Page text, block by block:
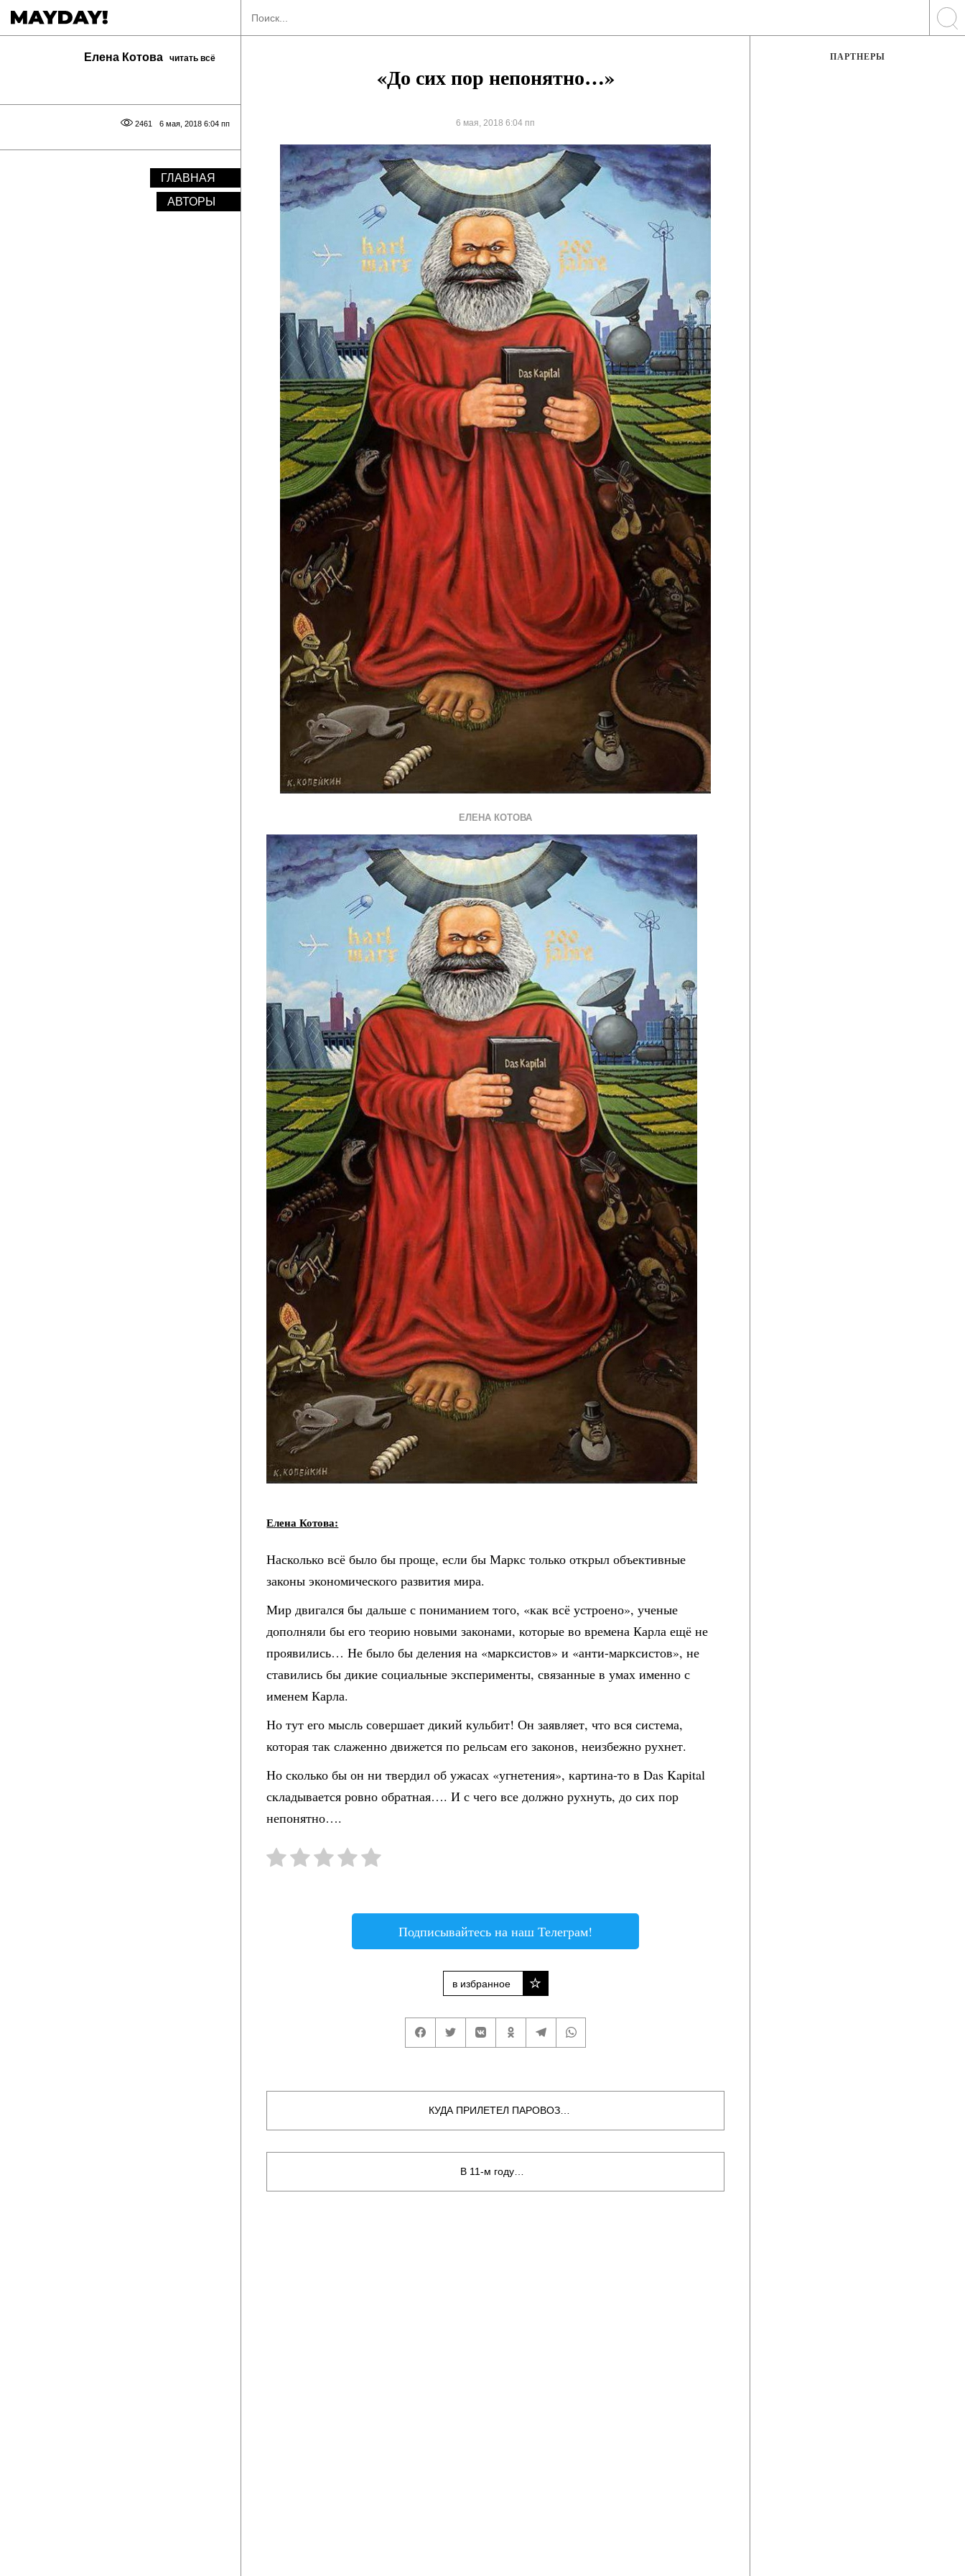
Елена Котова читать всё
6 мая, 2018 6:04 пп
2461
ГЛАВНАЯ
АВТОРЫ
«До сих пор непонятно…»
6 мая, 2018 6:04 пп
ЕЛЕНА КОТОВА
Елена Котова:
Насколько всё было бы проще, если бы Маркс только открыл объективные
законы экономического развития мира.
Мир двигался бы дальше с пониманием того, «как всё устроено», ученые
дополняли бы его теорию новыми законами, которые во времена Карла ещё не
проявились… Не было бы деления на «марксистов» и «анти-марксистов», не
ставились бы дикие социальные эксперименты, связанные в умах именно с
именем Карла.
Но тут его мысль совершает дикий кульбит! Он заявляет, что вся система,
которая так слаженно движется по рельсам его законов, неизбежно рухнет.
Но сколько бы он ни твердил об ужасах «угнетения», картина-то в Das Kapital
складывается ровно обратная…. И с чего все должно рухнуть, до сих пор
непонятно….
Подписывайтесь на наш Телеграм!
в избранное
КУДА ПРИЛЕТЕЛ ПАРОВОЗ…
В 11-м году…
ПАРТНЕРЫ